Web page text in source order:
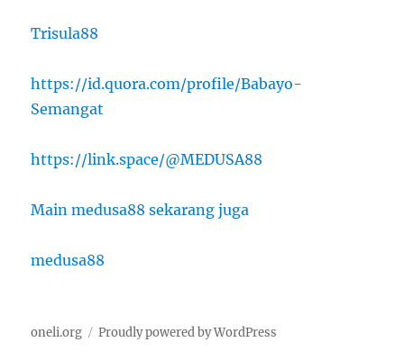
Trisula88
https://id.quora.com/profile/Babayo-
Semangat
https://link.space/@MEDUSA88
Main medusa88 sekarang juga
medusa88
oneli.org Proudly powered by WordPress